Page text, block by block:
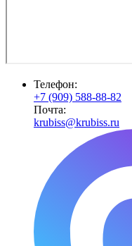
Телефон:
+7 (909) 588-88-82
Почта:
krubiss@krubiss.ru